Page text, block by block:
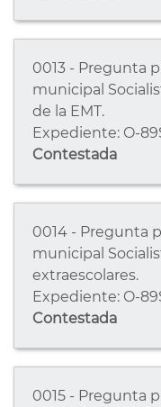
0013 - Pregunta
municipal
de la EMT.
Expediente: O-
Contestada
0014 - Pregunta
municipal
extraescolares.
Expediente: O-
Contestada
0015 - Pregunta